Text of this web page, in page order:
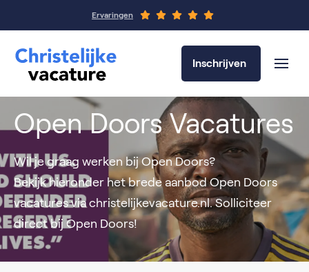
Ervaringen
Inschrijven
Open Doors Vacatures
Wil je graag werken bij Open Doors?
Bekijk hieronder het brede aanbod Open Doors
vacatures via christelijkevacature.nl. Solliciteer
direct bij Open Doors!